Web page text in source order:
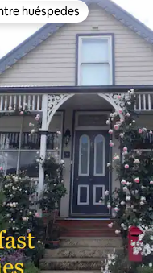
huéspedes preferido
huéspedes